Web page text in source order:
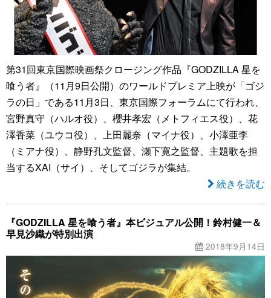
第31回東京国際映画祭クロージング作品『GODZILLA 星を
喰う者』（11月9日公開）のワールドプレミア上映が「ゴジ
ラの日」である11月3日、東京国際フォーラムにて行われ、
宮野真守（ハルオ役）、櫻井孝宏（メトフィエス役）、花
澤香菜（ユウコ役）、上田麗奈（マイナ役）、小澤亜李
（ミアナ役）、静野孔文監督、瀬下寛之監督、主題歌を担
当するXAI（サイ）、そしてゴジラが集結。
続きを読む
『GODZILLA 星を喰う者』本ビジュアル公開！鈴村健一＆
早見沙織が特別出演
2018年9月14日